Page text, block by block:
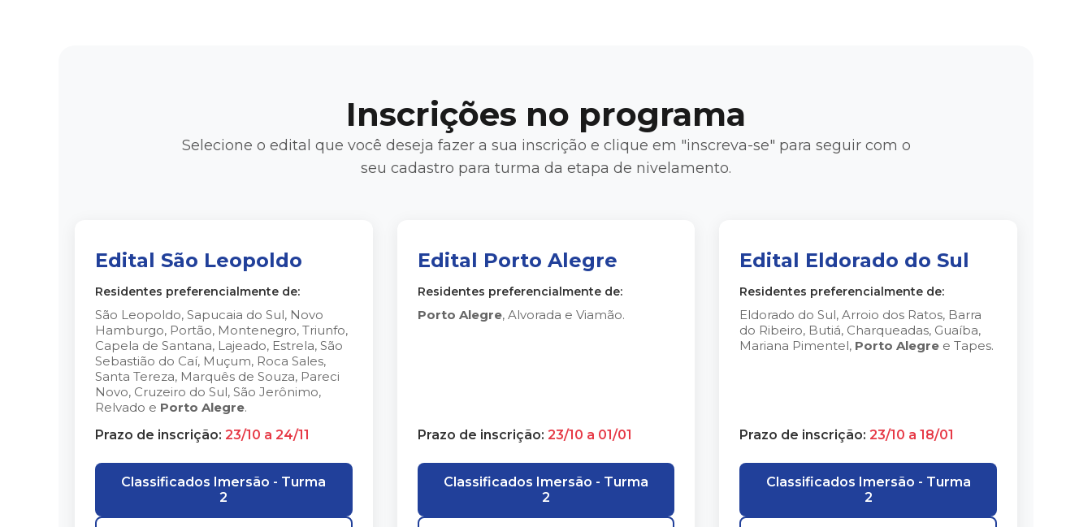
Inscrições no programa
Selecione o edital que você deseja fazer a sua inscrição e clique em "inscreva-se" para seguir com o
seu cadastro para turma da etapa de nivelamento.
Edital São Leopoldo
Residentes preferencialmente de:
São Leopoldo, Sapucaia do Sul, Novo
Hamburgo, Portão, Montenegro, Triunfo,
Capela de Santana, Lajeado, Estrela, São
Sebastião do Caí, Muçum, Roca Sales,
Santa Tereza, Marquês de Souza, Pareci
Novo, Cruzeiro do Sul, São Jerônimo,
Relvado e Porto Alegre.
Prazo de inscrição: 23/10 a 24/11
Classificados Imersão - Turma
2
Edital Porto Alegre
Residentes preferencialmente de:
Porto Alegre, Alvorada e Viamão.
Prazo de inscrição: 23/10 a 01/01
Classificados Imersão - Turma
2
Edital Eldorado do Sul
Residentes preferencialmente de:
Eldorado do Sul, Arroio dos Ratos, Barra
do Ribeiro, Butiá, Charqueadas, Guaíba,
Mariana Pimentel, Porto Alegre e Tapes.
Prazo de inscrição:23/10 a 18/01
Classificados Imersão - Turma
2